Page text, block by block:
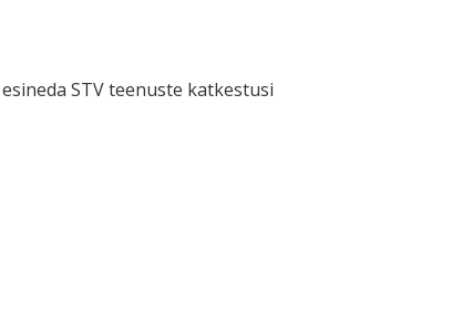
STV teenuste katkestusi